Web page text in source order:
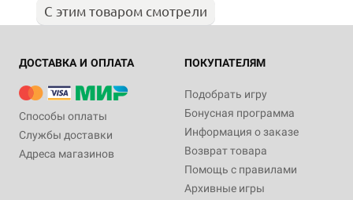
С этим товаром смотрели
ДОСТАВКА И ОПЛАТА
Способы оплаты
Службы доставки
Адреса магазинов
ПОКУПАТЕЛЯМ
Подобрать игру
Бонусная программа
Информация о заказе
Возврат товара
Помощь с правилами
Архивные игры